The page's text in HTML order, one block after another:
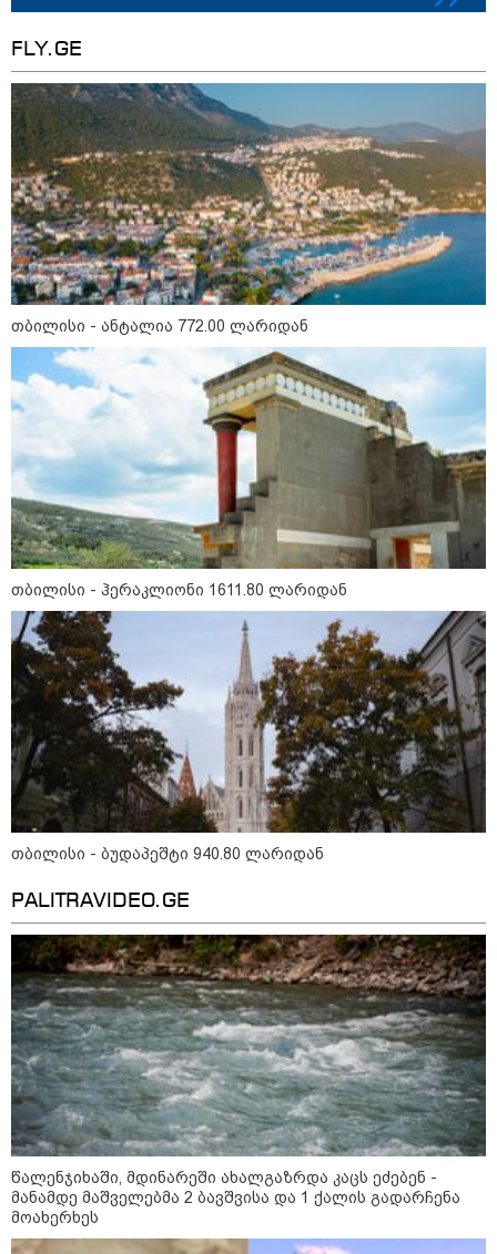
რას აცხადებს ირაკლი კობახიძე
ელექტროენერგიის რამდენჯერმე
გათიშვასთან დაკავშირებით?
19:32 / 08-08-2026
"სიმბოლურია, რომ კობახიძის
მოღალატეობრივი განცხადება
საქართველოს
თავისუფლებისთვის შეწირული
გმირების მემორიალზე
გაკეთდა" - "ნაციონალური
მოძრაობა"
19:03 / 08-08-2026
"მკაცრად ვგმობთ ირაკლი
კობახიძის განცხადებას" -
"კოალიცია ცვლილებისთვის"
16:33 / 08-08-2026
"გიორგი ბარამიძემ რაღაც
არასწორად ჩამოაყალიბა,
მაგრამ ნამდვილად არ
ეკუთვნის წიხლი ივანიშვილის
ღალატზე დაფუძნებული
დიქტატურის მსახურებისგან" -
მიხეილ სააკაშვილი
16:22 / 08-08-2026
"აი, ეს არის სამშობლოს
ღალატი" - როგორ ეხმაურება
ნიკა გვარამია აგვისტოს ომთან
დაკავშირებით ირაკლი
კობახიძის განცხადებას?
მილიარდიანი იმპერიები მოედნის
მიღმა - ვინ არიან ყველა დროის
ყველაზე მაღალანაზღაურებადი
სპორტსმენები
ანაკლიის პორტის საზღვაო
ინფრასტრუქტურის ძირითადი
პარამეტრები დაკორექტირდა - რა
FLY.GE
თბილისი - ანტალია 772.00 ლარიდან
თბილისი - ჰერაკლიონი 1611.80 ლარიდან
თბილისი - ბუდაპეშტი 940.80 ლარიდან
PALITRAVIDEO.GE
წალენჯიხაში, მდინარეში ახალგაზრდა კაცს ეძებენ -
მანამდე მაშველებმა 2 ბავშვისა და 1 ქალის გადარჩენა
მოახერხეს